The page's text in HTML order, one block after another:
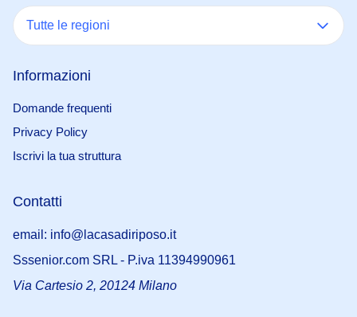
Tutte le regioni
Informazioni
Domande frequenti
Privacy Policy
Iscrivi la tua struttura
Contatti
email: info@lacasadiriposo.it
Sssenior.com SRL - P.iva 11394990961
Via Cartesio 2, 20124 Milano